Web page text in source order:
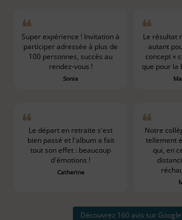
Super expérience ! Invitation à
participer adressée à plus de
100 personnes, succès au
rendez-vous !
Sonia
Le résultat
autant
concept «
que pour la
Le départ en retraite s'est
bien passé et l'album a fait
tout son effet : beaucoup
d'émotions !
Catherine
Notre
tellement
qui, en
Découvrez 160 avis sur Google